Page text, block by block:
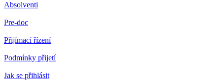
Absolventi
Pre-doc
Přijímací řízení
Podmínky přijetí
Jak se přihlásit